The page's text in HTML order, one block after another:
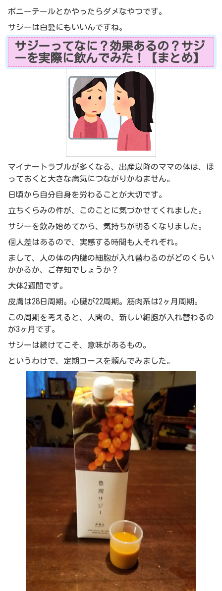
ポニーテールとかやったらダメなやつです。
サジーは白髪にもいいんですね。
サジーってなに？効果あるの？サジ
ーを実際に飲んでみた！【まとめ】
マイナートラブルが多くなる、出産以降のママの体は、ほ
っておくと大きな病気につながりかねません。
日頃から自分自身を労わることが大切です。
立ちくらみの件が、このことに気づかせてくれました。
サジーを飲み始めてから、気持ちが明るくなりました。
個人差はあるので、実感する時間も人それぞれ。
まして、人の体の内臓の細胞が入れ替わるのがどのくらい
かかるか、ご存知でしょうか？
大体2週間です。
皮膚は28日周期。心臓が22周期。筋肉系は2ヶ月周期。
この周期を考えると、人間の、新しい細胞が入れ替わるの
が3ヶ月です。
サジーは続けてこそ、意味があるもの。
というわけで、定期コースを頼んでみました。